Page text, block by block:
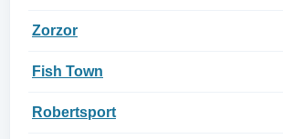
Zorzor
Fish Town
Robertsport